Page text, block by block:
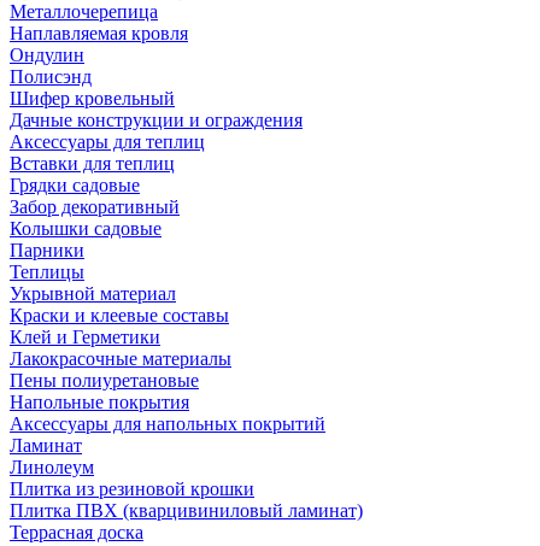
Металлочерепица
Наплавляемая кровля
Ондулин
Полисэнд
Шифер кровельный
Дачные конструкции и ограждения
Аксессуары для теплиц
Вставки для теплиц
Грядки садовые
Забор декоративный
Колышки садовые
Парники
Теплицы
Укрывной материал
Краски и клеевые составы
Клей и Герметики
Лакокрасочные материалы
Пены полиуретановые
Напольные покрытия
Аксессуары для напольных покрытий
Ламинат
Линолеум
Плитка из резиновой крошки
Плитка ПВХ (кварцивиниловый ламинат)
Террасная доска